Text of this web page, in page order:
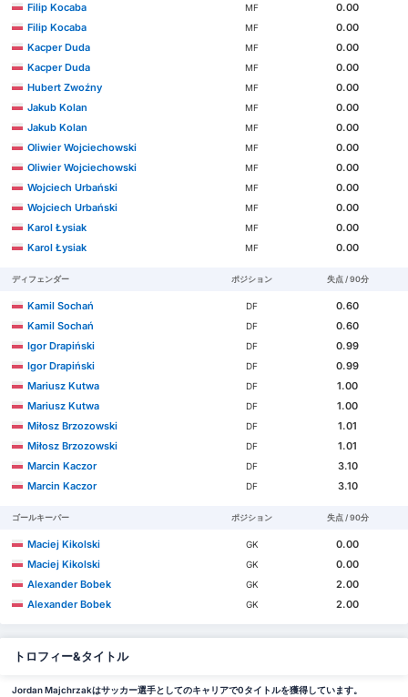
Filip Kocaba
MF
0.00
Filip Kocaba
MF
0.00
Kacper Duda
MF
0.00
Kacper Duda
MF
0.00
Hubert Zwoźny
MF
0.00
Jakub Kolan
MF
0.00
Jakub Kolan
MF
0.00
Oliwier Wojciechowski
MF
0.00
Oliwier Wojciechowski
MF
0.00
Wojciech Urbański
MF
0.00
Wojciech Urbański
MF
0.00
Karol Łysiak
MF
0.00
Karol Łysiak
MF 0.00
ディフェンダー ポジション 失点 / 90分
Kamil Sochań DF
0.60
Kamil Sochań
DF
0.60
Igor Drapiński
DF
0.99
Igor Drapiński
DF
0.99
Mariusz Kutwa
DF
1.00
Mariusz Kutwa
DF
1.00
Miłosz Brzozowski
DF
1.01
Miłosz Brzozowski
DF
1.01
Marcin Kaczor
DF
3.10
Marcin Kaczor
DF 3.10
ゴールキーパー ポジション 失点 / 90分
Maciej Kikolski GK
0.00
Maciej Kikolski
GK
0.00
Alexander Bobek
GK
2.00
Alexander Bobek
GK 2.00
トロフィー&タイトル
Jordan Majchrzakはサッカー選手としてのキャリアで0タイトルを獲得しています。